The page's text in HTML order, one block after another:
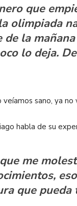
que
olimpiada
de la
lo deja.
sano, ya
habla de su
me
que pueda